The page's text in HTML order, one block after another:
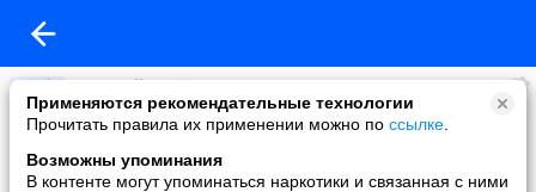
Применяются рекомендательные технологии
Прочитать правила их применении можно по ссылке
Возможны упоминания
В контенте могут упоминаться наркотики и связанная с ними
Дмитрий Горбунов
added a photo
04 Sep в 10:27